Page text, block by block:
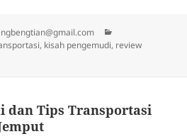
kisah pengemudi, review
dan Tips Transportasi